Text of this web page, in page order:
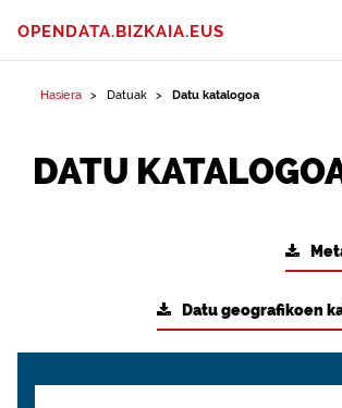
OPENDATA.BIZKAIA.EUS
Hasiera Datuak Datu katalogoa
DATU
Datu geografikoen